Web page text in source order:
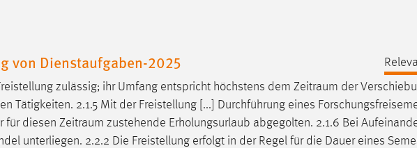
von Dienstaufgaben-2025
zulässig; ihr Umfang entspricht höchstens dem Zeitraum der
Tätigkeiten. 2.1.5 Mit der Freistellung [...] Durchführung eines
für diesen Zeitraum zustehende Erholungsurlaub abgegolten. 2.1.6 Bei
unterliegen. 2.2.2 Die Freistellung erfolgt in der Regel für die Dauer eines